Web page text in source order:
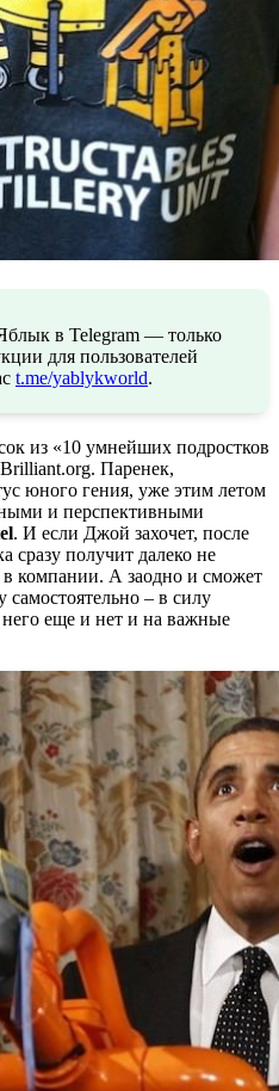
в Telegram — только
для пользователей
t.me/yablykworld.
из «10 умнейших подростков
Паренек,
юного гения, уже этим летом
и перспективными
. И если Джой захочет, после
сразу получит далеко не
компании. А заодно и сможет
самостоятельно – в силу
него еще и нет и на важные